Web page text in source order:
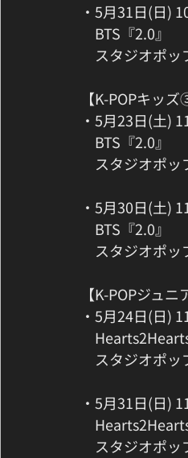
・5月31日(日)
BTS『2.0』
スタジオポッ
【K-POPキッズ
・5月23日(土)
BTS『2.0』
スタジオポッ
・5月30日(土)
BTS『2.0』
スタジオポッ
【K-POPジュニ
・5月24日(日)
Hearts2Hearts
スタジオポッ
・5月31日(日)
Hearts2Hearts
スタジオポッ